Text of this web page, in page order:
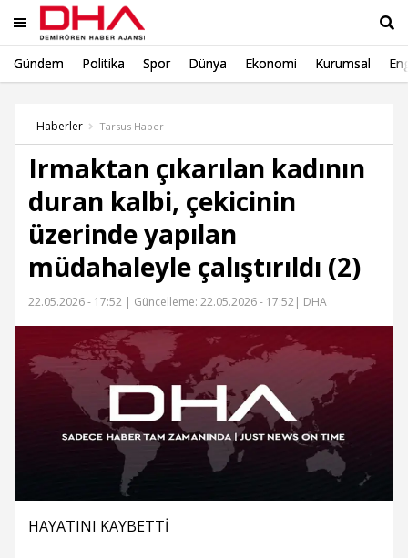
Gündem Politika Spor Dünya Ekonomi Kurumsal
Haberler Tarsus Haber
Irmaktan çıkarılan kadının
duran kalbi, çekicinin
üzerinde yapılan
müdahaleyle çalıştırıldı (2)
22.05.2026 - 17:52 | Güncelleme: 22.05.2026 - 17:52| DHA
HAYATINI KAYBETTİ